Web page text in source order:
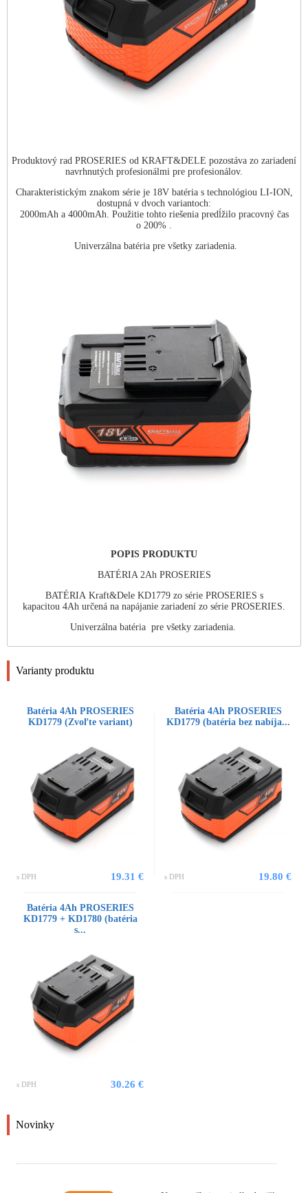
Produktový rad PROSERIES od KRAFT&DELE pozostáva zo zariadení
navrhnutých profesionálmi pre profesionálov.
Charakteristickým znakom série je 18V batéria s technológiou LI-ION,
dostupná v dvoch variantoch:
2000mAh a 4000mAh. Použitie tohto riešenia predĺžilo pracovný čas
o 200% .
Univerzálna batéria pre všetky zariadenia.
POPIS PRODUKTU
BATÉRIA 2Ah PROSERIES
BATÉRIA Kraft&Dele KD1779 zo série PROSERIES s
kapacitou 4Ah určená na napájanie zariadení zo série PROSERIES.
Univerzálna batéria pre všetky zariadenia.
Varianty produktu
Batéria 4Ah PROSERIES
KD1779 (Zvoľte variant)
s DPH 19.31 €
Batéria 4Ah PROSERIES
KD1779 (batéria bez nabíja...
s DPH 19.80 €
Batéria 4Ah PROSERIES
KD1779 + KD1780 (batéria
s...
s DPH 30.26 €
Novinky